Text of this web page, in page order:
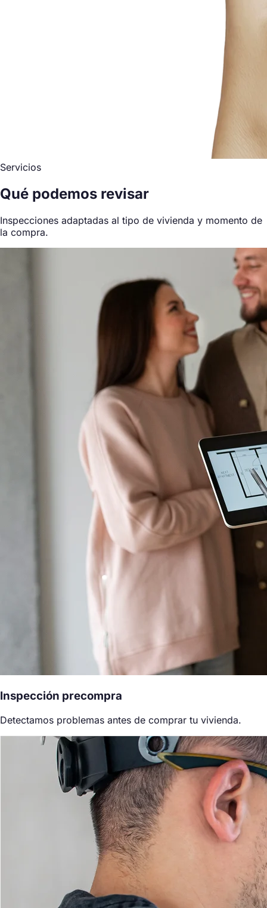
Servicios
Qué podemos revisar
Inspecciones adaptadas al tipo de vivienda y momento de
la compra.
Inspección precompra
Detectamos problemas antes de comprar tu vivienda.